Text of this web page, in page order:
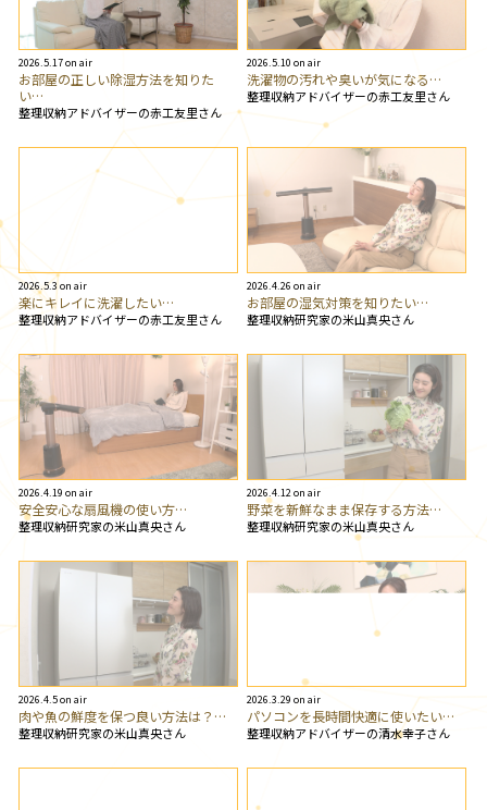
2026.5.17 on air
お部屋の正しい除湿方法を知りた
い…
整理収納アドバイザーの赤工友里さん
2026.5.10 on air
洗濯物の汚れや臭いが気になる…
整理収納アドバイザーの赤工友里さん
2026.5.3 on air
楽にキレイに洗濯したい…
整理収納アドバイザーの赤工友里さん
2026.4.26 on air
お部屋の湿気対策を知りたい…
整理収納研究家の米山真央さん
2026.4.19 on air
安全安心な扇風機の使い方…
整理収納研究家の米山真央さん
2026.4.12 on air
野菜を新鮮なまま保存する方法…
整理収納研究家の米山真央さん
2026.4.5 on air
肉や魚の鮮度を保つ良い方法は？…
整理収納研究家の米山真央さん
2026.3.29 on air
パソコンを長時間快適に使いたい…
整理収納アドバイザーの清水幸子さん